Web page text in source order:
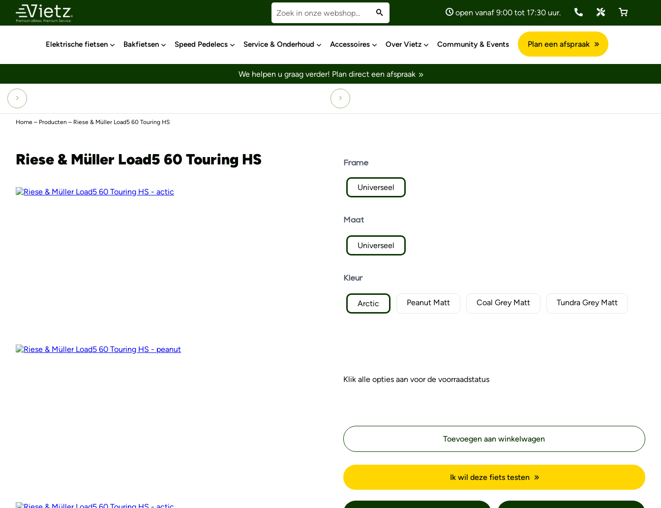
open vanaf 9:00 tot 17:30 uur.
Elektrische fietsen Bakfietsen Speed Pedelecs Service & Onderhoud Accessoires Over Vietz Community & Events Plan een afspraak
We helpen u graag verder! Plan direct een afspraak
Home – Producten – Riese & Müller Load5 60 Touring HS
Riese & Müller Load5 60 Touring HS Frame
Universeel
Maat
Universeel
Kleur
Arctic Peanut Matt Coal Grey Matt Tundra Grey Matt
Klik alle opties aan voor de voorraadstatus
Toevoegen aan winkelwagen
Ik wil deze fiets testen